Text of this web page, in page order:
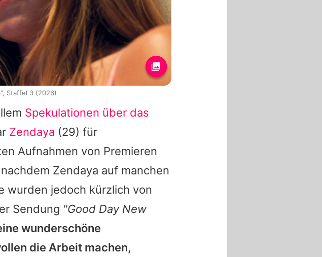
Spekulationen über das
Zendaya (29) für
Aufnahmen von Premieren
Zendaya auf manchen
wurden jedoch kürzlich von
Sendung "Good Day New
wunderschöne
die Arbeit machen,
Staffel 3 (2026)